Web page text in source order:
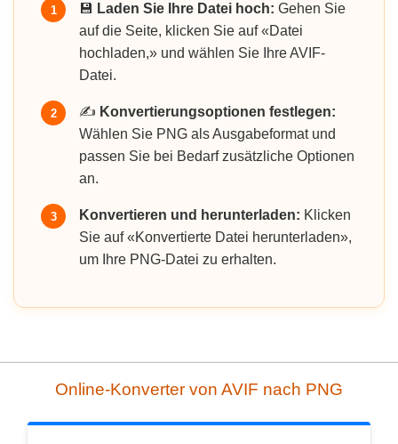
1 💾 Laden Sie Ihre Datei hoch: Gehen Sie
auf die Seite, klicken Sie auf «Datei
hochladen,» und wählen Sie Ihre AVIF-
Datei.
2 ✍️ Konvertierungsoptionen festlegen:
Wählen Sie PNG als Ausgabeformat und
passen Sie bei Bedarf zusätzliche Optionen
an.
3 Konvertieren und herunterladen: Klicken
Sie auf «Konvertierte Datei herunterladen»,
um Ihre PNG-Datei zu erhalten.
Online-Konverter von AVIF nach PNG